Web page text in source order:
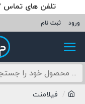
تلفن های تماس 05191092117
ورود ثبت نام
فیلامنت